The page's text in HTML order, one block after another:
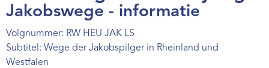
Ervaringen
Regio’s
Nieuws
Jakobswege - informatie
Volgnummer: RW HEU JAK LS
Subtitel: Wege der Jakobspilger in Rheinland und
Westfalen